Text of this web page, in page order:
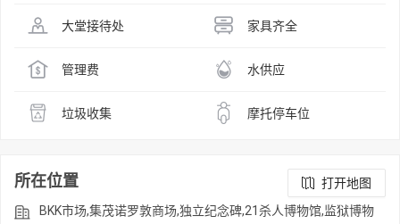
大堂接待处 家具齐全
管理费 水供应
垃圾收集 摩托停车位
所在位置
打开地图
BKK市场,集茂诺罗敦商场,独立纪念碑,21杀人博物馆,监狱博物